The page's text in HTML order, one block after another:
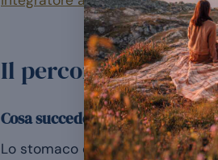
Il percorso di un
Cosa succede nello stomaco?
Lo stomaco dissolve la forma